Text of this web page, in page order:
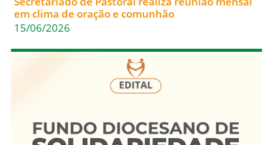
em clima de oração e comunhão
15/06/2026